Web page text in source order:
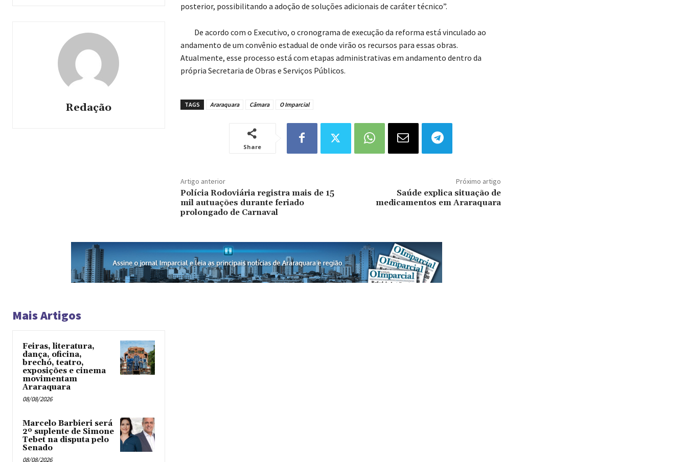
Redação
posterior, possibilitando a adoção de soluções adicionais de caráter técnico”.
De acordo com o Executivo, o cronograma de execução da reforma está vinculado ao
andamento de um convênio estadual de onde virão os recursos para essas obras.
Atualmente, esse processo está com etapas administrativas em andamento dentro da
própria Secretaria de Obras e Serviços Públicos.
TAGS Araraquara Câmara O Imparcial
Share
Artigo anterior
Polícia Rodoviária registra mais de 15
mil autuações durante feriado
prolongado de Carnaval
Próximo artigo
Saúde explica situação de
medicamentos em Araraquara
Mais Artigos
Feiras, literatura,
dança, oficina,
brechó, teatro,
exposições e cinema
movimentam
Araraquara
08/08/2026
Marcelo Barbieri será
2º suplente de Simone
Tebet na disputa pelo
Senado
08/08/2026